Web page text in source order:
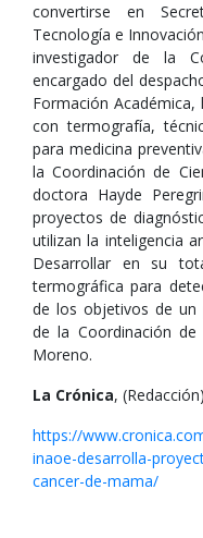
convertirse en
Tecnología e
investigador de la
encargado del
Formación
con termografía,
para medicina
la Coordinación de
doctora Hayde
proyectos de
utilizan la inteligencia
Desarrollar en su
termográfica para
de los objetivos de un
de la Coordinación
Moreno.
La Crónica,
https://
inaoe-desarrolla-
cancer-de-mama/